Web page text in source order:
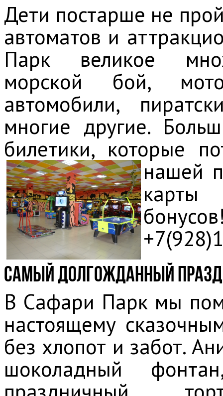
Дети постарше не
автоматов и
Парк великое
морской бой,
автомобили,
многие другие.
билетики, которые
нашей
карты
Самый долгожданный
В Сафари Парк мы
настоящему
без хлопот и забот.
шоколадный